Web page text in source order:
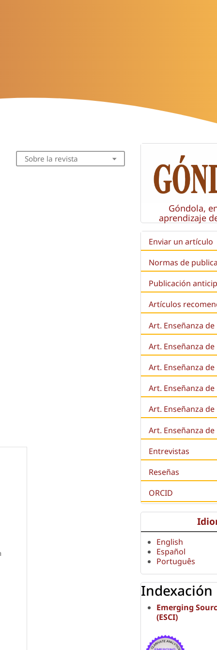
Sobre la revista
Góndola,
aprendizaje
Enviar un artículo
Normas de
Publicación
Artículos
Art. Enseñanza
Art. Enseñanza
Art. Enseñanza de
Art. Enseñanza de
Art. Enseñanza
Art. Enseñanza
Entrevistas
Reseñas
ORCID
English
Español
Português
Indexación
Emerging
(ESCI)